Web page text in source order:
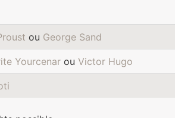
ou George Sand
Yourcenar ou Victor Hugo